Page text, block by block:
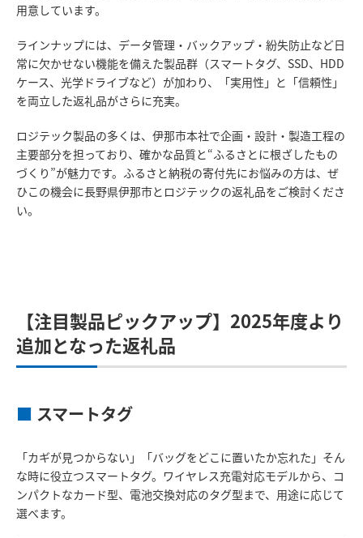
用意しています。
ラインナップには、データ管理・バックアップ・紛失防止など日
常に欠かせない機能を備えた製品群（スマートタグ、SSD、HDD
ケース、光学ドライブなど）が加わり、「実用性」と「信頼性」
を両立した返礼品がさらに充実。
ロジテック製品の多くは、伊那市本社で企画・設計・製造工程の
主要部分を担っており、確かな品質と“ふるさとに根ざしたもの
づくり”が魅力です。ふるさと納税の寄付先にお悩みの方は、ぜ
ひこの機会に長野県伊那市とロジテックの返礼品をご検討くださ
い。
【注目製品ピックアップ】2025年度より
追加となった返礼品
■ スマートタグ
「カギが見つからない」「バッグをどこに置いたか忘れた」そん
な時に役立つスマートタグ。ワイヤレス充電対応モデルから、コ
ンパクトなカード型、電池交換対応のタグ型まで、用途に応じて
選べます。